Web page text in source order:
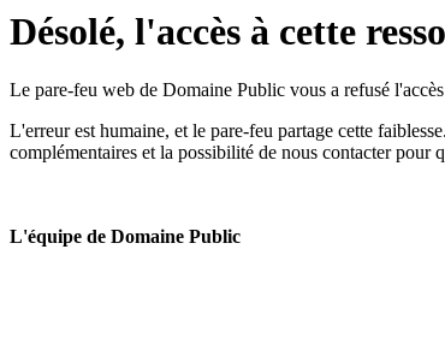
Désolé, l'accès à cette
Le pare-feu web de Domaine Public vous a refusé
L'erreur est humaine, et le pare-feu partage cette
complémentaires et la possibilité de nous contacter pour
L'équipe de Domaine Public